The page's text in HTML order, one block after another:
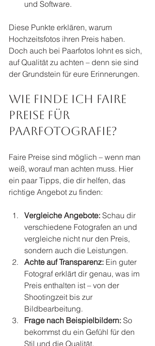
und Software.
Diese Punkte erklären, warum
Hochzeitsfotos ihren Preis haben.
Doch auch bei Paarfotos lohnt es sich,
auf Qualität zu achten – denn sie sind
der Grundstein für eure Erinnerungen.
Wie finde ich faire
Preise für
Paarfotografie?
Faire Preise sind möglich – wenn man
weiß, worauf man achten muss. Hier
ein paar Tipps, die dir helfen, das
richtige Angebot zu finden:
Vergleiche Angebote: Schau dir
verschiedene Fotografen an und
vergleiche nicht nur den Preis,
sondern auch die Leistungen.
Achte auf Transparenz: Ein guter
Fotograf erklärt dir genau, was im
Preis enthalten ist – von der
Shootingzeit bis zur
Bildbearbeitung.
Frage nach Beispielbildern: So
bekommst du ein Gefühl für den
Stil und die Qualität.